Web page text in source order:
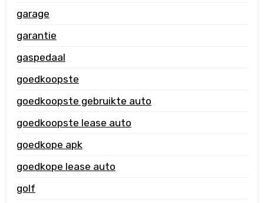
garage
garantie
gaspedaal
goedkoopste
goedkoopste gebruikte auto
goedkoopste lease auto
goedkope apk
goedkope lease auto
golf